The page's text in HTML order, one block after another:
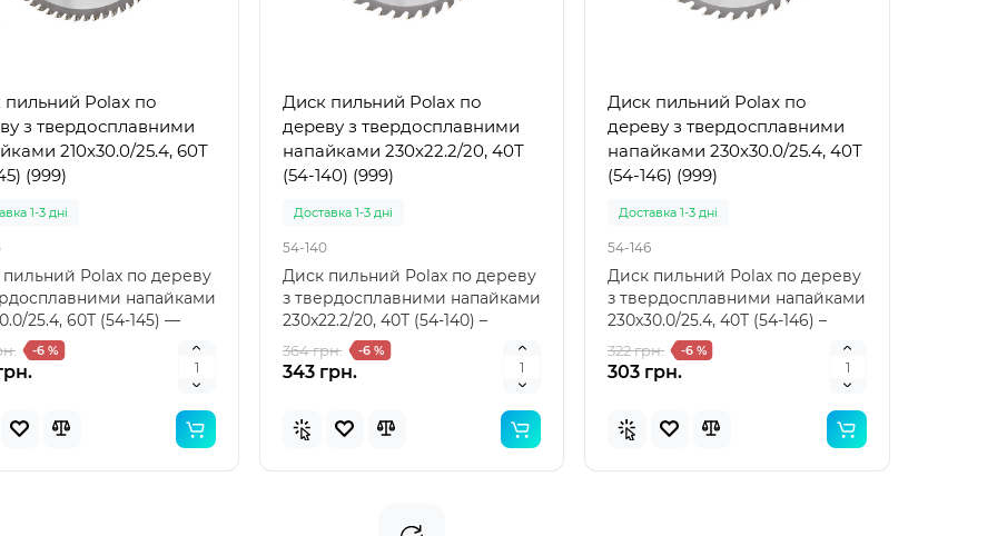
пильний Polax по
з твердосплавними
210x30.0/25.4, 60Т
(999)
1-3 дні
Polax по дереву
напайками
25.4, 60Т (54-145) —
в..
-6 %
Диск пильний Polax по
дереву з твердосплавними
напайками 230x22.2/20, 40Т
(54-140) (999)
Доставка 1-3 дні
54-140
Диск пильний Polax по дереву
з твердосплавними напайками
230x22.2/20, 40Т (54-140) –
надійний вибір ..
364 грн. -6 %
343 грн.
Диск пильний Polax по
дереву з твердосплавними
напайками 230x30.0/25.4, 40Т
(54-146) (999)
Доставка 1-3 дні
54-146
Диск пильний Polax по дереву
з твердосплавними напайками
230x30.0/25.4, 40Т (54-146) –
вибір професі..
322 грн. -6 %
303 грн.